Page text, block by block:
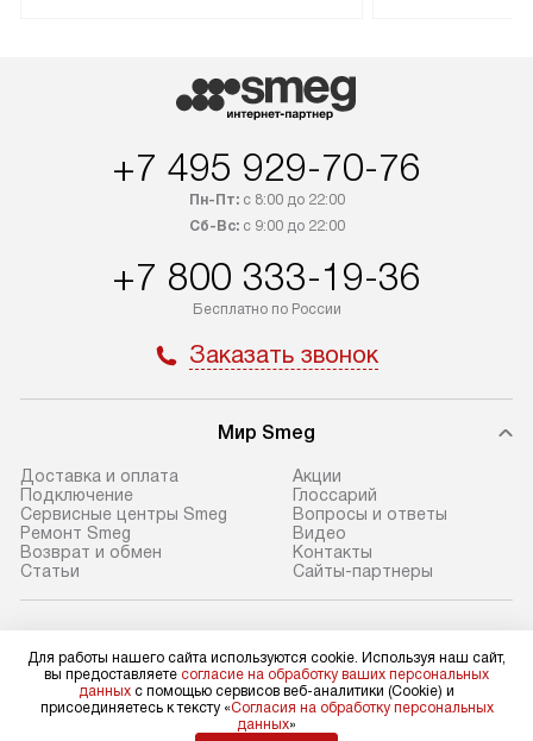
маркировку «в наличии», может
быть отправлен покупателю
в Санкт-Петербург и другие
транспортные компании. После
доставляем заказ до офиса
транспортной компании в Москве.
доставки у менеджера при
В день, согласованный с вами,
упакованный товар до подъезда.
Если вам необходимо доставить
покупку до двери вашей квартиры
или места установки, пожалуйста,
предварительно согласуйте это
взиматься дополнительная плата.
Обратите внимание на размеры
товара: например, если габариты
подключения к
определяется в
в себя снятие
отдельных
по уровню и
После этого
запуск и
по
+7 495 929-70-76
Пн-Пт:с 8:00 до 22:00
Сб-Вс:с 9:00 до 22:00
+7 800 333-19-36
Бесплатно по России
Заказать звонок
Мир Smeg
Доставка и оплата
Подключение
Сервисные центры Smeg
Ремонт Smeg
Возврат и обмен
Статьи
Акции
Глоссарий
Вопросы и ответы
Видео
Контакты
Сайты-партнеры
shop@sm-rus.ru
Для юридических лиц
business@kvalitet.company
Для работы нашего сайта используются cookie. Используя наш сайт,
вы предоставляете согласие на обработку ваших персональных
данных с помощью сервисов веб-аналитики (Cookie) и
присоединяетесь к тексту «Согласия на обработку персональных
данных»